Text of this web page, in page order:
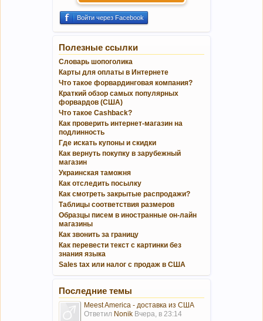
Войти через Facebook
Полезные ссылки
Словарь шопоголика
Карты для оплаты в Интернете
Что такое форвардинговая компания?
Краткий обзор самых популярных
форвардов (США)
Что такое Cashback?
Как проверить интернет-магазин на
подлинность
Где искать купоны и скидки
Как вернуть покупку в зарубежный
магазин
Украинская таможня
Как отследить посылку
Как смотреть закрытые распродажи?
Таблицы соответствия размеров
Образцы писем в иностранные он-лайн
магазины
Как звонить за границу
Как перевести текст с картинки без
знания языка
Sales tax или налог с продаж в США
Последние темы
Meest America - доставка из США
Ответил Nonik Вчера, в 23:14